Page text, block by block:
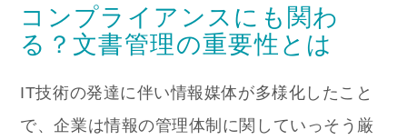
コンプライアンスにも関わ
る？文書管理の重要性とは
IT技術の発達に伴い情報媒体が多様化したこと
で、企業は情報の管理体制に関していっそう厳